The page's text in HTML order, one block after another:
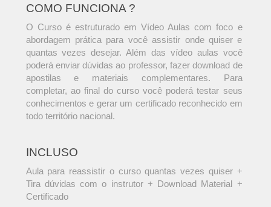
COMO FUNCIONA ?
O Curso é estruturado em Vídeo Aulas com foco e
abordagem prática para você assistir onde quiser e
quantas vezes desejar. Além das vídeo aulas você
poderá enviar dúvidas ao professor, fazer download de
apostilas e materiais complementares. Para
completar, ao final do curso você poderá testar seus
conhecimentos e gerar um certificado reconhecido em
todo território nacional.
INCLUSO
Aula para reassistir o curso quantas vezes quiser +
Tira dúvidas com o instrutor + Download Material +
Certificado